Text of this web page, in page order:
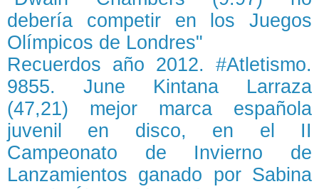
debería competir en los Juegos
Olímpicos de Londres"
Recuerdos año 2012. #Atletismo.
9855. June Kintana Larraza
(47,21) mejor marca española
juvenil en disco, en el II
Campeonato de Invierno de
Lanzamientos ganado por Sabina